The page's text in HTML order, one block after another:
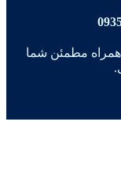
همراه مطمئن شما